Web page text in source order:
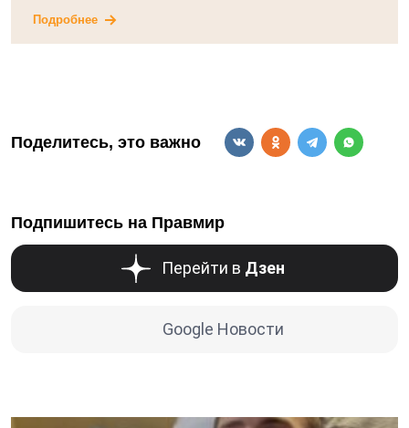
Подробнее
Поделитесь, это важно
Подпишитесь на Правмир
Перейти в Дзен
Google Новости